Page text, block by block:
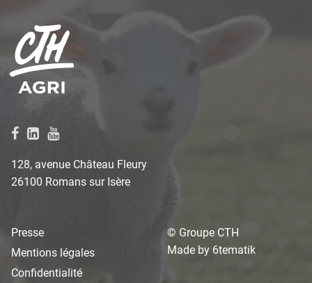
128, avenue Château Fleury
26100 Romans sur Isère
Presse
Mentions légales
Confidentialité
© Groupe CTH
Made by 6tematik